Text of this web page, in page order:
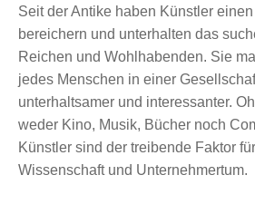
Seit der Antike haben Künstler
bereichern und unterhalten das
Reichen und Wohlhabenden. Sie
jedes Menschen in einer
unterhaltsamer und interessanter.
weder Kino, Musik, Bücher noch
Künstler sind der treibende Faktor
Wissenschaft und Unternehmertum.